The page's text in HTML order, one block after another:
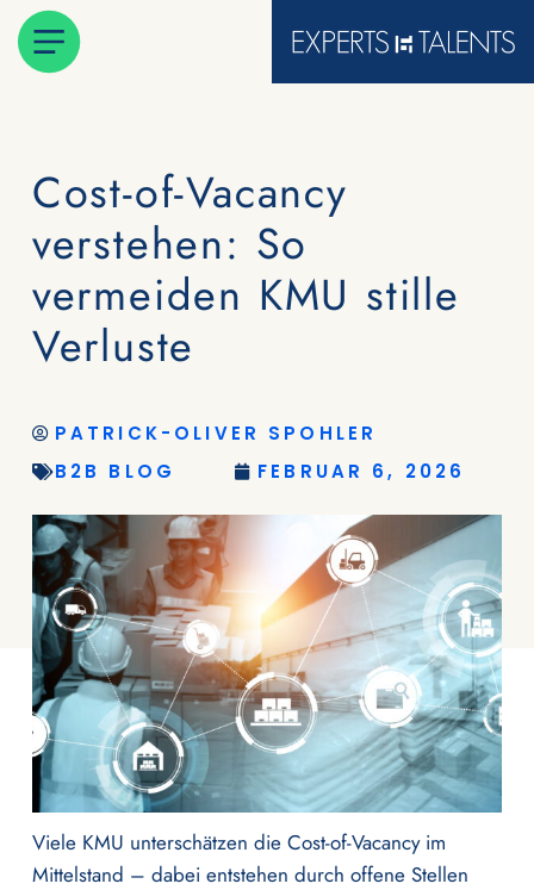
Cost-of-Vacancy
verstehen: So
vermeiden KMU stille
Verluste
PATRICK-OLIVER SPOHLER
B2B BLOG
FEBRUAR 6, 2026
Viele KMU unterschätzen die Cost-of-Vacancy im
Mittelstand – dabei entstehen durch offene Stellen